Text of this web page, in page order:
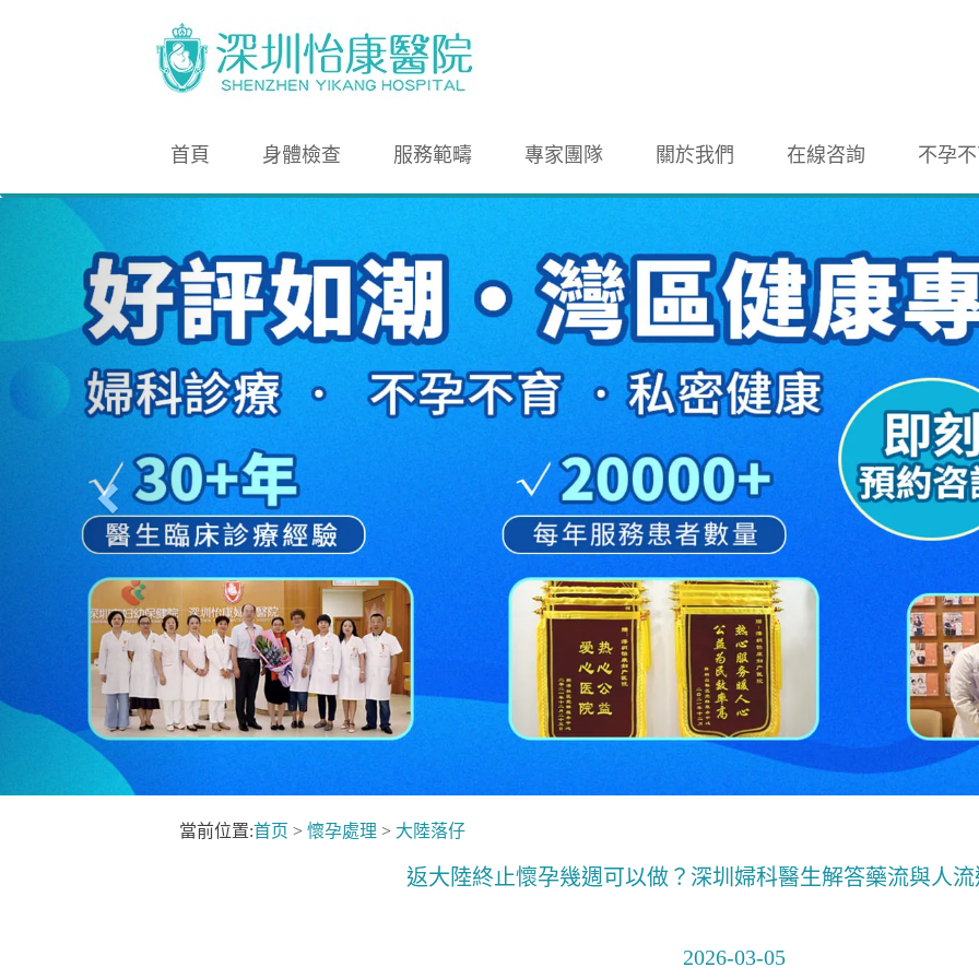
首頁 身體檢查 服務範疇 專家團隊 關於我們 在線咨詢 不孕
當前位置:首页 > 懷孕處理 > 大陸落仔
返大陸終止懷孕幾週可以做？深圳婦科醫生解答藥流與人
2026-03-05